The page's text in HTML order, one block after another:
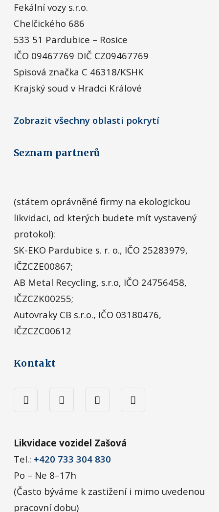
Fekální vozy s.r.o.
Chelčického 686
533 51 Pardubice – Rosice
IČO 09467769 DIČ CZ09467769
Spisová značka C 46318/KSHK
Krajský soud v Hradci Králové
Zobrazit všechny oblasti pokrytí
Seznam partnerů
(státem oprávněné firmy na ekologickou
likvidaci, od kterých budete mít vystavený
protokol):
SK-EKO Pardubice s. r. o., IČO 25283979,
IČZCZE00867;
AB Metal Recycling, s.r.o, IČO 24756458,
IČZCZK00255;
Autovraky CB s.r.o., IČO 03180476,
IČZCZC00612
Kontakt
Likvidace vozidel Zašová
Tel.: +420 733 304 830
Po – Ne 8–17h
(Často býváme k zastižení i mimo uvedenou
pracovní dobu)